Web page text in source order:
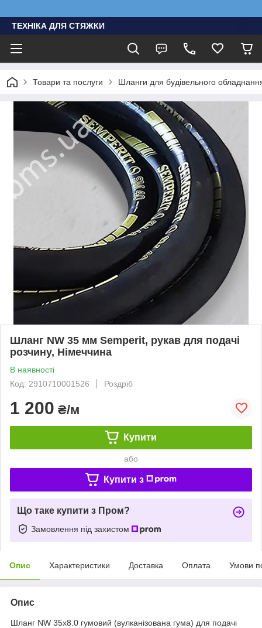
ТЕХНІКА ДЛЯ СТЯЖКИ
Товари та послуги Шланги для будівельного
Шланг NW 35 мм Semperit, рукав для подачі
розчину, Німеччина
В наявності
Код: 2910710001526
Роздріб
1 200 ₴/м
Купити
або
Купити з
Що таке купити з Пром?
Замовлення під захистом
Опис Характеристики Доставка Оплата Умови
Опис
Шланг NW 35х8.0 гумовий (вулканізована гума) для подачі